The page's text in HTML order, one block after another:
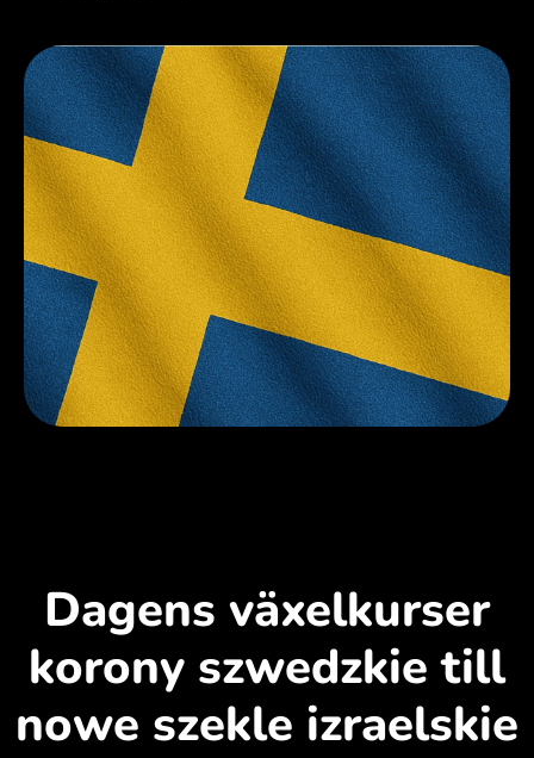
Dagens växelkurser
korony szwedzkie till
nowe szekle izraelskie